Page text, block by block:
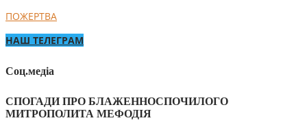
ПОЖЕРТВА
НАШ ТЕЛЕГРАМ
Соц.медіа
СПОГАДИ ПРО БЛАЖЕННОСПОЧИЛОГО
МИТРОПОЛИТА МЕФОДІЯ